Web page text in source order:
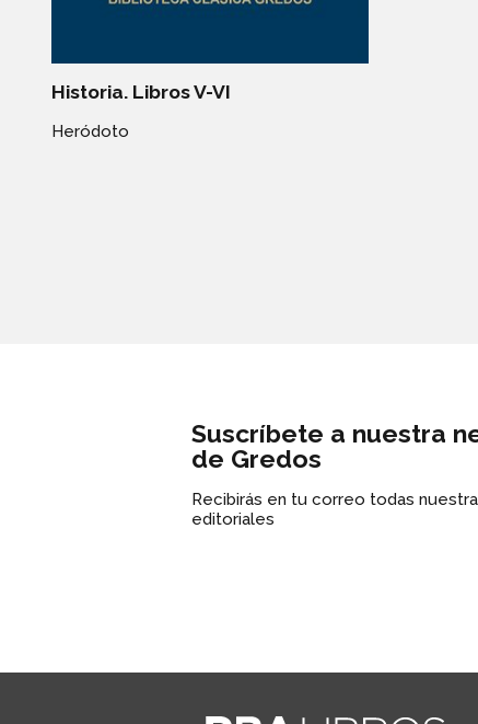
Historia. Libros V-VI
Heródoto
Suscríbete a nuestra
de Gredos
Recibirás en tu correo todas
editoriales